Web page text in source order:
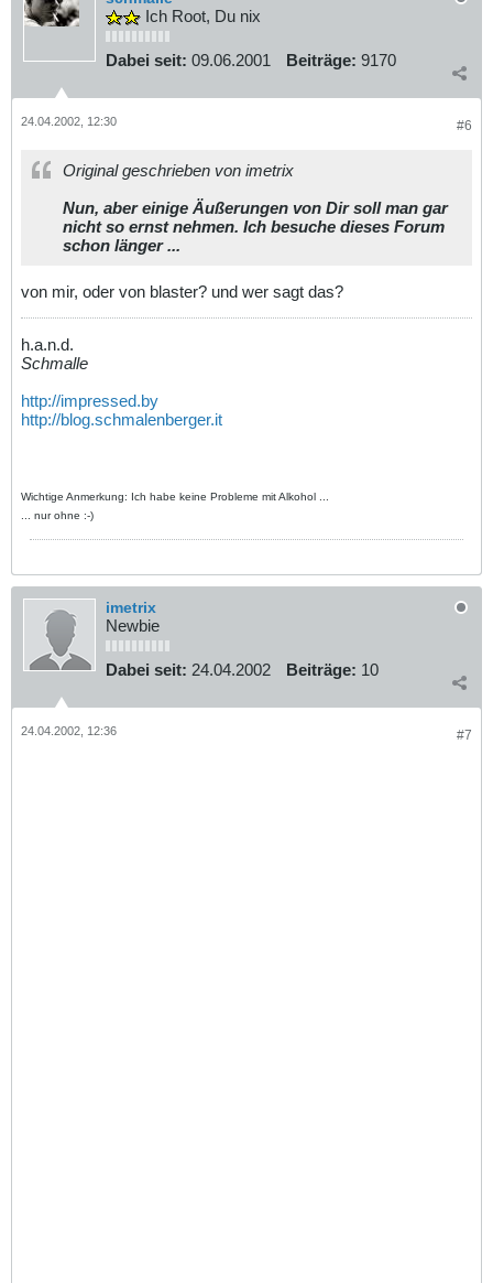
Ich Root, Du nix
Dabei seit: 09.06.2001 Beiträge: 9170
#6
24.04.2002, 12:30
Original geschrieben von imetrix
Nun, aber einige Äußerungen von Dir soll man gar
nicht so ernst nehmen. Ich besuche dieses Forum
schon länger ...
von mir, oder von blaster? und wer sagt das?
h.a.n.d.
Schmalle
http://impressed.by
http://blog.schmalenberger.it
Wichtige Anmerkung: Ich habe keine Probleme mit Alkohol ...
... nur ohne :-)
imetrix
Newbie
Dabei seit: 24.04.2002 Beiträge: 10
#7
24.04.2002, 12:36